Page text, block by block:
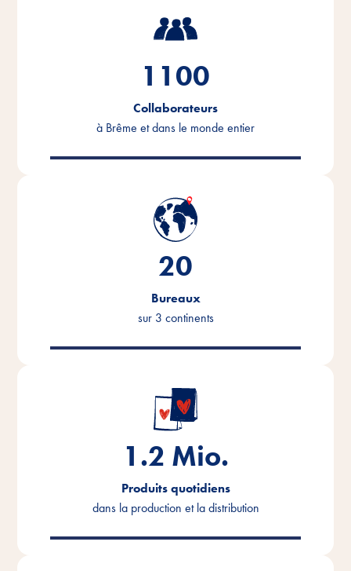
1100
Collaborateurs
à Brême et dans le monde entier
20
Bureaux
sur 3 continents
1.2 Mio.
Produits quotidiens
dans la production et la distribution